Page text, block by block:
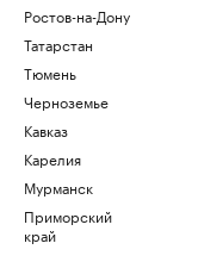
Ростов-на-Дону
Татарстан
Тюмень
Черноземье
Кавказ
Карелия
Мурманск
Приморский
край